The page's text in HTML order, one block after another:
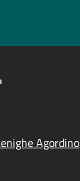
Agordino